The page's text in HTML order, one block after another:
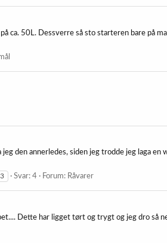
50L. Dessverre så sto starteren bare på
den annerledes, siden jeg trodde jeg laga en
Svar: 4 Forum: Råvarer
Dette har ligget tørt og trygt og jeg dro så